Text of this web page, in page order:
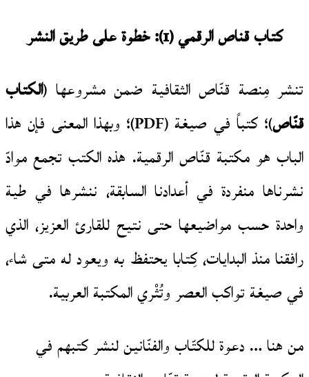
كتاب قناص الرقمي (1): خطوة على طريق النشر
تنشر مِنصة قنّاص الثقافية ضمن مشروعها (الكتاب
قنّاص
)؛ كتباً في صيغة (PDF)؛ وبهذا المعنى فإن هذا
الباب هو مكتبة قنّاص الرقمية. هذه الكتب تجمع موادّ
نشرناها منفردة في أعدادنا السابقة، ننشرها في طية
واحدة حسب مواضيعها حتى نتيح للقارئ العزيز، الذي
رافقنا منذ البدايات، كِتابا يحتفظ به ويعود له متى شاء،
في صيغة تواكب العصر وتُثْري المكتبة العربية.
من هنا … دعوة للكتّاب والفنّانين لنشر كتبهم في